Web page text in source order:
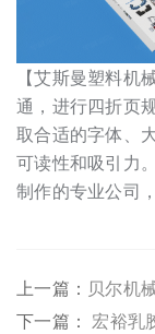
【艾斯曼塑料机
通，进行四折页
取合适的字体、
可读性和吸引力
制作的专业公司
上一篇： 贝尔机
下一篇： 宏裕乳